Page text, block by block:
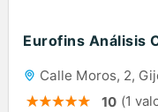
Eurofins Análisis
Calle Moros, 2,
10 (1